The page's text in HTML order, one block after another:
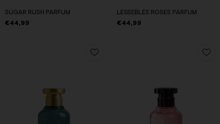
SUGAR RUSH PARFUM
€44,99
LESSEBLES ROSES PARFUM
€44,99